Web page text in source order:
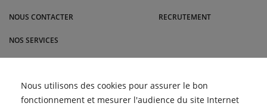
NOUS CONTACTER
NOS SERVICES
Comment nettoyer les
filtres d'une climatisation
pour un air plus sain |
ACTUALITÉS
RECRUTEMENT
Nous utilisons des cookies pour assurer le bon
fonctionnement et mesurer l'audience du site Internet